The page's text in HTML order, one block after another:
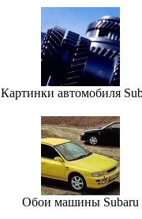
Картинки автомобиля
Обои машины Subaru